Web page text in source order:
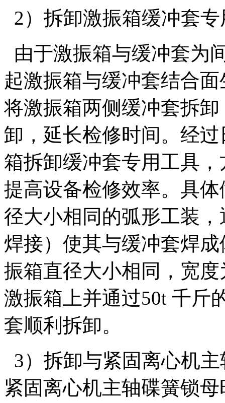
2）拆卸激振箱缓冲套
由于激振箱与缓冲套为
起激振箱与缓冲套结合
将激振箱两侧缓冲套拆
卸，延长检修时间。经
箱拆卸缓冲套专用工具
提高设备检修效率。具
径大小相同的弧形工装
焊接）使其与缓冲套焊
振箱直径大小相同，宽
激振箱上并通过50t 千斤
套顺利拆卸。
3）拆卸与紧固离心机
紧固离心机主轴碟簧锁